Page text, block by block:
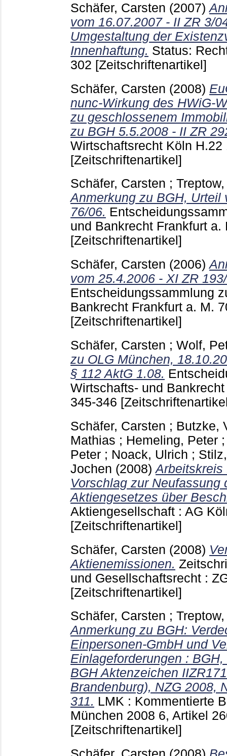
Schäfer, Carsten (2007)
vom 16.07.2007 - II ZR 3/
Umgestaltung der
Innenhaftung. Status:
302 [Zeitschriftenartikel]
Schäfer, Carsten (2008)
nunc-Wirkung des HWiG-
zu geschlossenem
zu BGH 5.5.2008 - II ZR
Wirtschaftsrecht Köln H.22
[Zeitschriftenartikel]
Schäfer, Carsten ;
Anmerkung zu BGH, Urteil
76/06.
und Bankrecht Frankfurt
[Zeitschriftenartikel]
Schäfer, Carsten (2006)
vom 25.4.2006 - XI ZR
Entscheidungssammlung
Bankrecht Frankfurt a. M.
[Zeitschriftenartikel]
Schäfer, Carsten ; Wolf,
zu OLG München,
§ 112 AktG 1.08.
Wirtschafts- und
345-346
Schäfer, Carsten ; Butzke,
Mathias ; Hemeling, Peter
Peter ; Noack, Ulrich ;
Jochen (2008)Arbeitskreis
Vorschlag zur Neufassung
Aktiengesetzes über
Aktiengesellschaft : AG
[Zeitschriftenartikel]
Schäfer, Carsten (2008)
Aktienemissionen.
und Gesellschaftsrecht :
[Zeitschriftenartikel]
Schäfer, Carsten ;
Anmerkung zu BGH:
Einpersonen-GmbH und
Einlageforderungen :
BGH Aktenzeichen
Brandenburg), NZG 2008,
311. LMK : Kommentierte
München 2008 6, Artikel
[Zeitschriftenartikel]